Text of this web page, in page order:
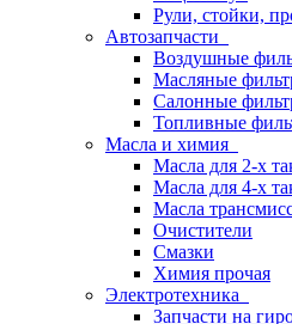
Рули, стойки,
Автозапчасти
Воздушные
Масляные
Салонные
Топливные
Масла и химия
Масла для 2-х
Масла для 4-х
Масла
Очистители
Смазки
Химия прочая
Электротехника
Запчасти на